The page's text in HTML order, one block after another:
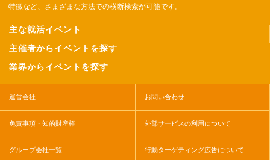
特徴など、さまざまな方法での横断検索が可能です。
主な就活イベント
主催者からイベントを探す
業界からイベントを探す
運営会社 お問い合わせ
免責事項・知的財産権 外部サービスの利用について
グループ会社一覧 行動ターゲティング広告について